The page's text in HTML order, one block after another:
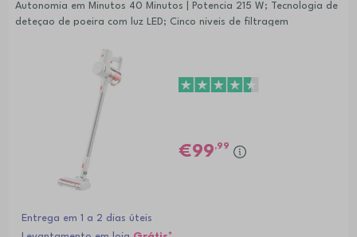
Autonomia em Minutos 40 Minutos | Potencia 215 W; Tecnologia de
deteçao de poeira com luz LED; Cinco niveis de filtragem
99,99
Entrega em 1 a 2 dias úteis